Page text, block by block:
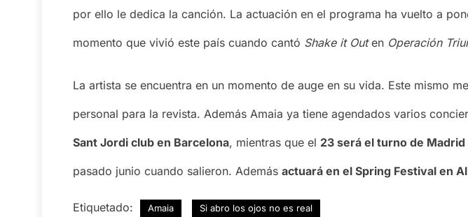
por ello le dedica la canción. La actuación en el programa ha vuelto a
momento que vivió este país cuando cantó Shake it Outen Operación
La artista se encuentra en un momento de auge en su vida. Este mismo
personal para la revista. Además Amaia ya tiene agendados varios
Sant Jordi club en Barcelona, mientras que el 23 será el turno de
pasado junio cuando salieron. Además actuará en el Spring Festival en
Etiquetado: Amaia Si abro los ojos no es real